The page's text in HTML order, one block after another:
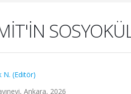
N. (Editör)
Ankara, 2026